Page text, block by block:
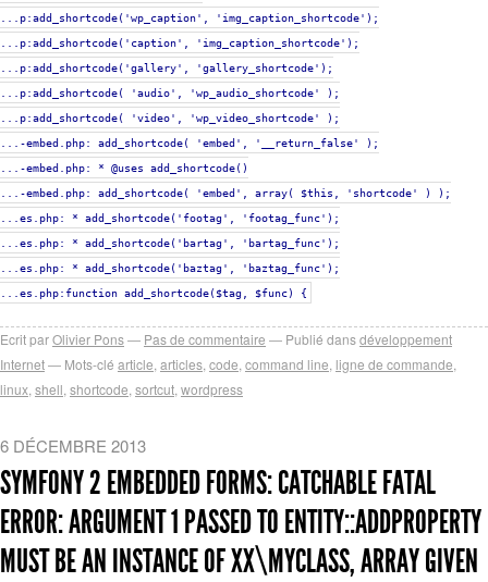
...p:add_shortcode('wp_caption', 'img_caption_shortcode');
...p:add_shortcode('caption', 'img_caption_shortcode');
...p:add_shortcode('gallery', 'gallery_shortcode');
...p:add_shortcode( 'audio', 'wp_audio_shortcode' );
...p:add_shortcode( 'video', 'wp_video_shortcode' );
...-embed.php: add_shortcode( 'embed', '__return_false' );
...-embed.php: * @uses add_shortcode()
...-embed.php: add_shortcode( 'embed', array( $this, 'shortcode' ) );
...es.php: * add_shortcode('footag', 'footag_func');
...es.php: * add_shortcode('bartag', 'bartag_func');
...es.php: * add_shortcode('baztag', 'baztag_func');
...es.php:function add_shortcode($tag, $func) {
Ecrit parOlivier Pons Pas de commentaire Publié dansdéveloppement
Internet
Mots-clé article articles code command line ligne de commande
linux shell shortcode sortcut wordpress
6 DÉCEMBRE 2013
SYMFONY 2 EMBEDDED FORMS: CATCHABLE FATAL
ERROR: ARGUMENT 1 PASSED TO ENTITY::ADDPROPERTY
MUST BE AN INSTANCE OF XX\MYCLASS, ARRAY GIVEN